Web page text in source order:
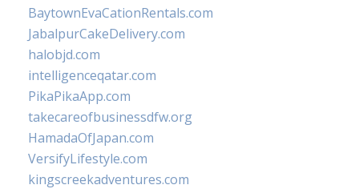
BaytownEvaCationRentals.com
JabalpurCakeDelivery.com
halobjd.com
intelligenceqatar.com
PikaPikaApp.com
takecareofbusinessdfw.org
HamadaOfJapan.com
VersifyLifestyle.com
kingscreekadventures.com